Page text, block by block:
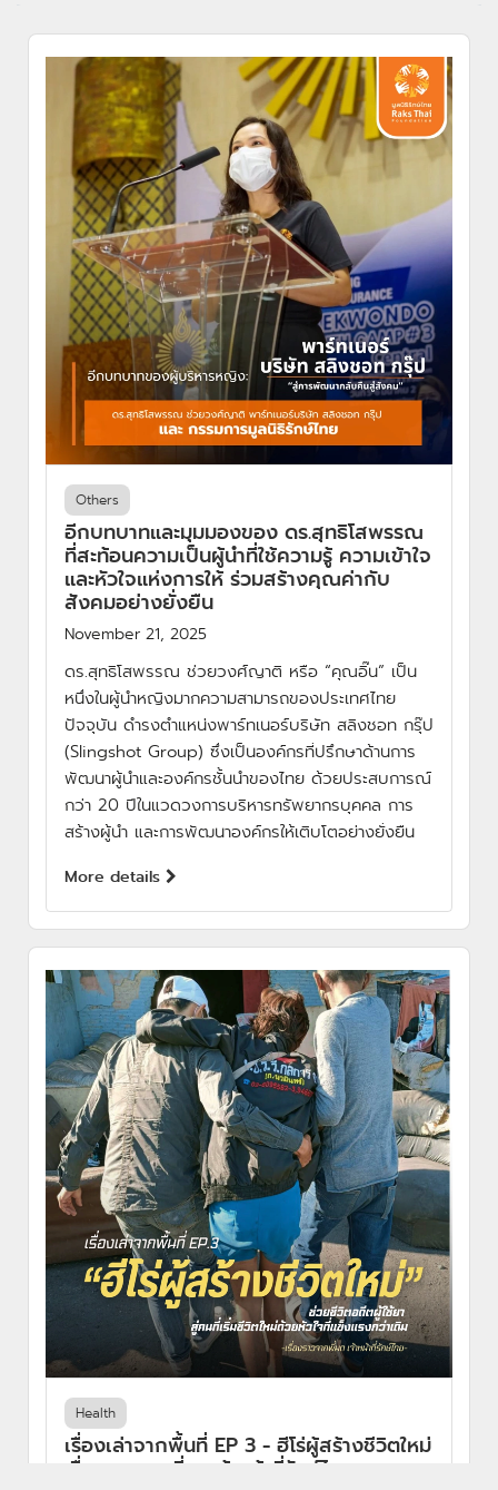
Others
อีกบทบาทและมุมมองของ ดร.สุทธิโสพรรณ
ที่สะท้อนความเป็นผู้นำที่ใช้ความรู้ ความเข้าใจ
และหัวใจแห่งการให้ ร่วมสร้างคุณค่ากับ
สังคมอย่างยั่งยืน
November 21, 2025
ดร.สุทธิโสพรรณ ช่วยวงศ์ญาติ หรือ “คุณอิ๊น” เป็น
หนึ่งในผู้นำหญิงมากความสามารถของประเทศไทย
ปัจจุบัน ดำรงตำแหน่งพาร์ทเนอร์บริษัท สลิงชอท กรุ๊ป
(Slingshot Group) ซึ่งเป็นองค์กรที่ปรึกษาด้านการ
พัฒนาผู้นำและองค์กรชั้นนำของไทย ด้วยประสบการณ์
กว่า 20 ปีในแวดวงการบริหารทรัพยากรบุคคล การ
สร้างผู้นำ และการพัฒนาองค์กรให้เติบโตอย่างยั่งยืน
More details
Health
เรื่องเล่าจากพื้นที่ EP 3 - ฮีโร่ผู้สร้างชีวิตใหม่
เรื่องราวจากพี่มดเจ้าหน้าที่รักษ์ไทย